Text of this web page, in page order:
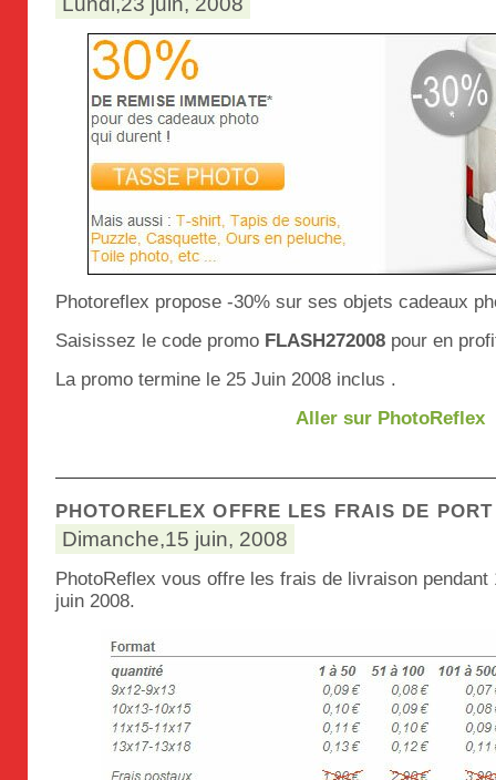
Photoreflex propose -30% sur ses objets cadeaux
Saisissez le code promo FLASH272008 pour en
La promo termine le 25 Juin 2008 inclus .
Aller sur PhotoReflex
PHOTOREFLEX OFFRE LES FRAIS DE PORT
Dimanche,15 juin, 2008
PhotoReflex vous offre les frais de livraison pendant
juin 2008.